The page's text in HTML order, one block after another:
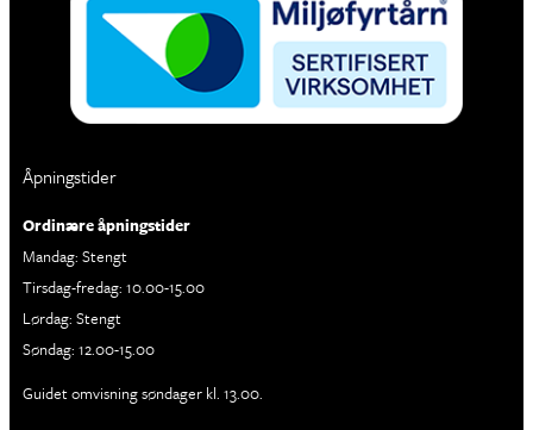
Åpningstider
Ordinære åpningstider
Mandag: Stengt
Tirsdag-fredag: 10.00-15.00
Lørdag: Stengt
Søndag: 12.00-15.00
Guidet omvisning søndager kl. 13.00.